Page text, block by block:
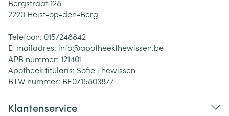
Bergstraat 128
2220 Heist-op-den-Berg
Telefoon: 015/248842
E-mailadres: info@apotheekthewissen.be
APB nummer: 121401
Apotheek titularis: Sofie Thewissen
BTW nummer: BE0715803877
Klantenservice